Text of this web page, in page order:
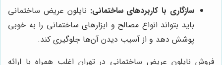
سازگاری با کاربردهای ساختمانی: نایلون عریض ساختمانی
باید بتواند انواع مصالح و ابزارهای ساختمانی را به خوبی
پوشش دهد و از آسیب دیدن آن‌ها جلوگیری کند.
فروش نایلون عریض ساختمانی در تهران اغلب همراه با ارائه